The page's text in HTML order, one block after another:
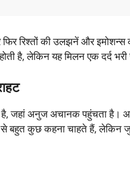
फिर रिश्तों की उलझनें और
है, लेकिन यह मिलन एक दर्द भरी
है, जहां अनुज अचानक पहुंचता
बहुत कुछ कहना चाहते हैं, लेकिन